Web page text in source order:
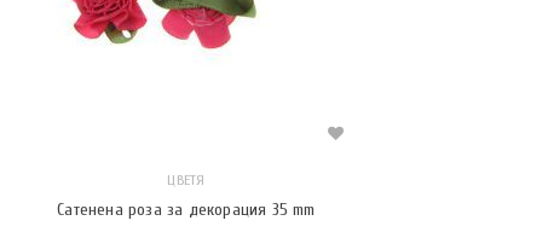
ЦВЕТЯ
Сатенена роза за декорация 35 mm